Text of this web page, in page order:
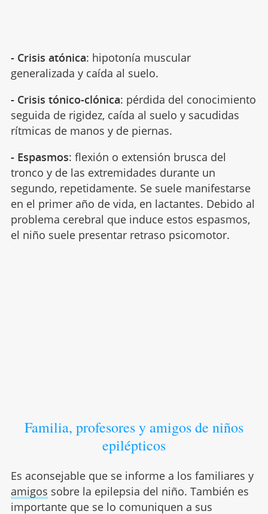
- Crisis atónica: hipotonía muscular
generalizada y caída al suelo.
- Crisis tónico-clónica: pérdida del conocimiento
seguida de rigidez, caída al suelo y sacudidas
rítmicas de manos y de piernas.
- Espasmos: flexión o extensión brusca del
tronco y de las extremidades durante un
segundo, repetidamente. Se suele manifestarse
en el primer año de vida, en lactantes. Debido al
problema cerebral que induce estos espasmos,
el niño suele presentar retraso psicomotor.
Familia, profesores y amigos de niños
epilépticos
Es aconsejable que se informe a los familiares y
amigos sobre la epilepsia del niño. También es
importante que se lo comuniquen a sus